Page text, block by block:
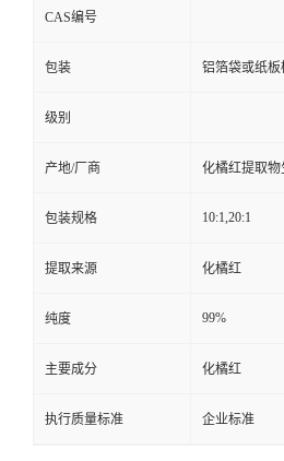
CAS编号
包装 铝箔袋或纸板
级别
产地/厂商 化橘红提取物
包装规格 10:1,20:1
提取来源 化橘红
纯度 99%
主要成分 化橘红
执行质量标准 企业标准